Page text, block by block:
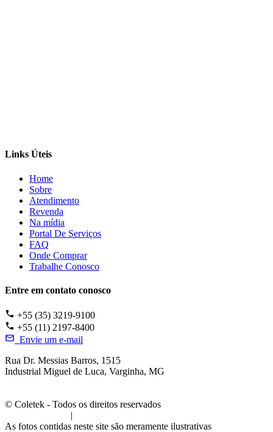
Links Úteis
Home
Sobre
Atendimento
Revenda
Na mídia
Portal De Serviços
FAQ
Onde Comprar
Trabalhe Conosco
Entre em contato conosco
+55 (35) 3219-9100
+55 (11) 2197-8400
Envie um e-mail
Rua Dr. Messias Barros, 1515
Industrial Miguel de Luca, Varginha, MG
© Coletek - Todos os direitos reservados
|
As fotos contidas neste site são meramente ilustrativas